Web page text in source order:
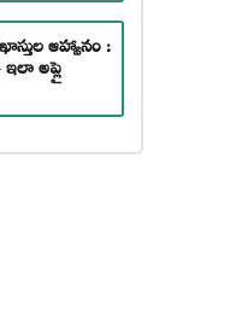
ఆహ్వానం :
ఇలా అప్లై